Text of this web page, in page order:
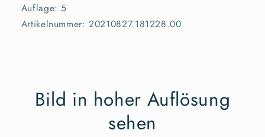
Auflage: 5
Artikelnummer: 20210827.181228.00
Bild in hoher Auflösung
sehen